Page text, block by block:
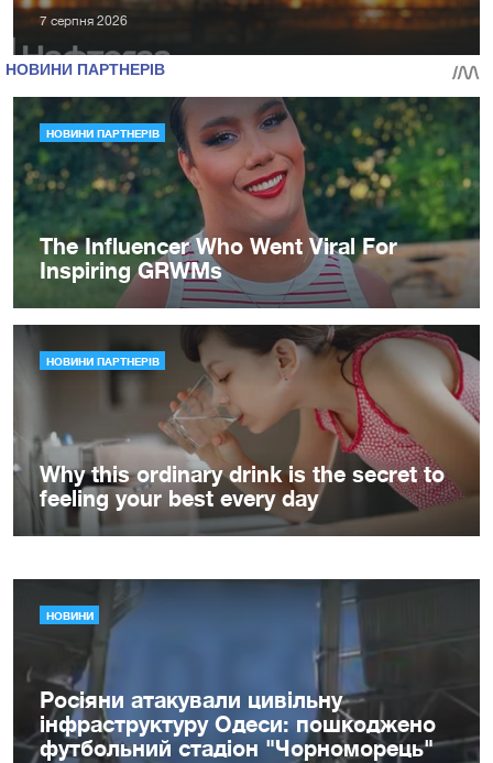
7 серпня 2026
НОВИНИ
Росіяни атакували цивільну
інфраструктуру Одеси: пошкоджено
футбольний стадіон "Чорноморець"